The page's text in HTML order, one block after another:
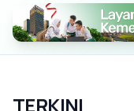
TERKINI